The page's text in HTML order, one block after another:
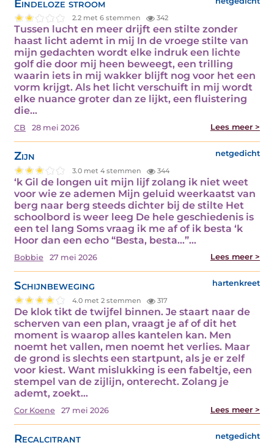
Eindeloze stroom
2.2 met 6 stemmen 342
Tussen lucht en meer drijft een stilte zonder
haast licht ademt in mij In de vroege stilte van
mijn gedachten wordt elke indruk een lichte
golf die door mij heen beweegt, een trilling
waarin iets in mij wakker blijft nog voor het een
vorm krijgt. Als het licht verschuift in mij wordt
elke nuance groter dan ze lijkt, een fluistering
die…
CB 28 mei 2026 Lees meer >
Zijn netgedicht
3.0 met 4 stemmen 344
‘k Gil de longen uit mijn lijf zolang ik niet weet
voor wie ze ademen Mijn geluid weerkaatst van
berg naar berg steeds dichter bij de stilte Het
schoolbord is weer leeg De hele geschiedenis is
een tel lang Soms vraag ik me af of ik besta ‘k
Hoor dan een echo “Besta, besta...”…
Bobbie 27 mei 2026 Lees meer >
Schijnbeweging hartenkreet
4.0 met 2 stemmen 317
De klok tikt de twijfel binnen. Je staart naar de
scherven van een plan, vraagt je af of dit het
moment is waarop alles kantelen kan. Men
noemt het vallen, men noemt het verlies. Maar
de grond is slechts een startpunt, als je er zelf
voor kiest. Want mislukking is een fabeltje, een
stempel van de zijlijn, onterecht. Zolang je
ademt, zoekt…
Cor Koene 27 mei 2026 Lees meer >
Recalcitrant netgedicht